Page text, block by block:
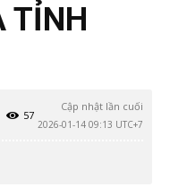
TỈNH
Cập nhật lần cuối
2026-01-14 09:13 UTC+7
57